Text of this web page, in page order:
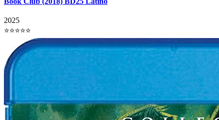
2025
⭐⭐⭐⭐⭐